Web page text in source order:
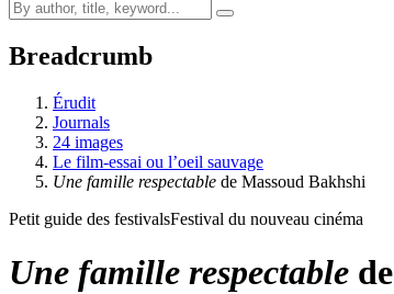
Breadcrumb
Érudit
Journals
24 images
Le film-essai ou l’oeil sauvage
Une famille respectable de Massoud Bakhshi
Petit guide des festivalsFestival du nouveau cinéma
Une famille respectable